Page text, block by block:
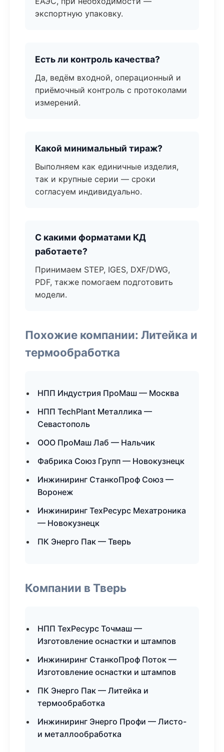
экспортную упаковку.
Есть ли контроль качества?
Да, ведём входной, операционный и
приёмочный контроль с протоколами
измерений.
Какой минимальный тираж?
Выполняем как единичные изделия,
так и крупные серии — сроки
согласуем индивидуально.
С какими форматами КД
работаете?
Принимаем STEP, IGES, DXF/DWG,
PDF, также помогаем подготовить
модели.
Похожие компании: Литейка и
термообработка
НПП Индустрия ПроМаш — Москва
НПП TechPlant Металлика —
Севастополь
ООО ПроМаш Лаб — Нальчик
Фабрика Союз Групп — Новокузнецк
Инжиниринг СтанкоПроф Союз —
Воронеж
Инжиниринг ТехРесурс Мехатроника
— Новокузнецк
ПК Энерго Пак — Тверь
Компании в Тверь
НПП ТехРесурс Точмаш —
Изготовление оснастки и штампов
Инжиниринг СтанкоПроф Поток —
Изготовление оснастки и штампов
ПК Энерго Пак — Литейка и
термообработка
Инжиниринг Энерго Профи — Листо-
и металлообработка